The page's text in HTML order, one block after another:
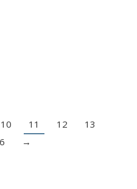
10 11 12
13
→